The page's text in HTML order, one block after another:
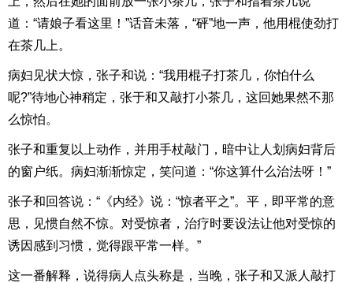
道：“请娘子看这里！”话音未落，“砰”地一声，他用棍使劲打
在茶几上。
病妇见状大惊，张子和说：“我用棍子打茶几，你怕什么
呢?”待地心神稍定，张于和又敲打小茶几，这回她果然不那
么惊怕。
张子和重复以上动作，并用手杖敲门，暗中让人划病妇背后
的窗户纸。病妇渐渐惊定，笑问道：“你这算什么治法呀！”
张子和回答说：“《内经》说：“惊者平之”。平，即平常的意
思，见惯自然不惊。对受惊者，治疗时要设法让他对受惊的
诱因感到习惯，觉得跟平常一样。”
这一番解释，说得病人点头称是，当晚，张子和又派人敲打